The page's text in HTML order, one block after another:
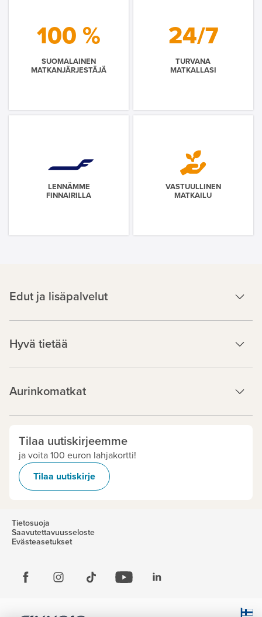
100 %
SUOMALAINEN
MATKANJÄRJESTÄJÄ
24/7
TURVANA
MATKALLASI
LENNÄMME
FINNAIRILLA
VASTUULLINEN
MATKAILU
Edut ja lisäpalvelut
Hyvä tietää
Aurinkomatkat
Tilaa uutiskirjeemme
ja voita 100 euron lahjakortti!
Tilaa uutiskirje
Tietosuoja
Saavutettavuusseloste
Evästeasetukset